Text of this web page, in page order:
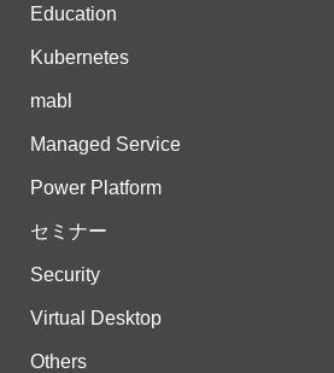
Education
Kubernetes
mabl
Managed Service
Power Platform
セミナー
Security
Virtual Desktop
Others